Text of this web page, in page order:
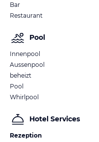
Bar
Restaurant
Pool
Innenpool
Aussenpool
beheizt
Pool
Whirlpool
Hotel Services
Rezeption